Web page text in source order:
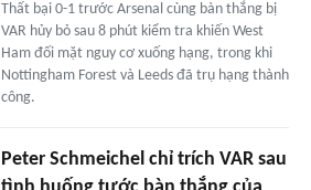
Thất bại 0-1 trước Arsenal cùng bàn thắng bị
VAR hủy bỏ sau 8 phút kiểm tra khiến West
Ham đối mặt nguy cơ xuống hạng, trong khi
Nottingham Forest và Leeds đã trụ hạng thành
công.
Peter Schmeichel chỉ trích VAR sau